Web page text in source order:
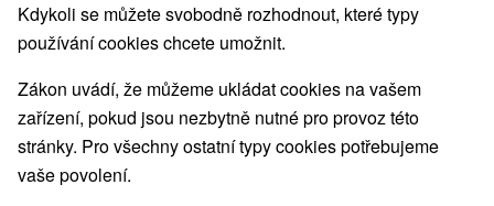
E +20° 25' 18.56''
Kdykoli se můžete svobodně rozhodnout, které typy
používání cookies chcete umožnit.
Zákon uvádí, že můžeme ukládat cookies na vašem
zařízení, pokud jsou nezbytně nutné pro provoz této
stránky. Pro všechny ostatní typy cookies potřebujeme
vaše povolení.